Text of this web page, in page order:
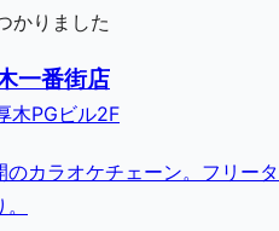
かりました
一番街店
木PGビル2F
カラオケチェーン。フリータ